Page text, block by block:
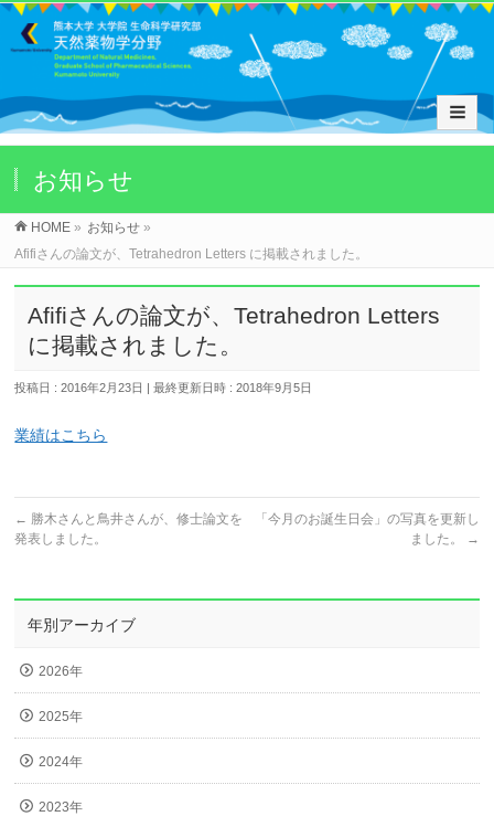
お知らせ
HOME » お知らせ »
Afifiさんの論文が、Tetrahedron Letters に掲載されました。
Afifiさんの論文が、Tetrahedron Letters
に掲載されました。
投稿日 : 2016年2月23日 最終更新日時 : 2018年9月5日
業績はこちら
← 勝木さんと鳥井さんが、修士論文を
発表しました。
「今月のお誕生日会」の写真を更新し
ました。
→
年別アーカイブ
2026年
2025年
2024年
2023年